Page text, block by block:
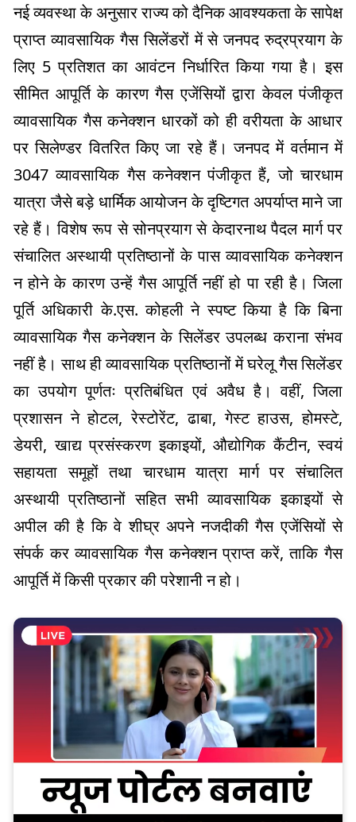
नई व्यवस्था के अनुसार राज्य को दैनिक आवश्यकता के सापेक्ष
प्राप्त व्यावसायिक गैस सिलेंडरों में से जनपद रुद्रप्रयाग के
लिए 5 प्रतिशत का आवंटन निर्धारित किया गया है। इस
सीमित आपूर्ति के कारण गैस एजेंसियों द्वारा केवल पंजीकृत
व्यावसायिक गैस कनेक्शन धारकों को ही वरीयता के आधार
पर सिलेण्डर वितरित किए जा रहे हैं। जनपद में वर्तमान में
3047 व्यावसायिक गैस कनेक्शन पंजीकृत हैं, जो चारधाम
यात्रा जैसे बड़े धार्मिक आयोजन के दृष्टिगत अपर्याप्त माने जा
रहे हैं। विशेष रूप से सोनप्रयाग से केदारनाथ पैदल मार्ग पर
संचालित अस्थायी प्रतिष्ठानों के पास व्यावसायिक कनेक्शन
न होने के कारण उन्हें गैस आपूर्ति नहीं हो पा रही है। जिला
पूर्ति अधिकारी के.एस. कोहली ने स्पष्ट किया है कि बिना
व्यावसायिक गैस कनेक्शन के सिलेंडर उपलब्ध कराना संभव
नहीं है। साथ ही व्यावसायिक प्रतिष्ठानों में घरेलू गैस सिलेंडर
का उपयोग पूर्णतः प्रतिबंधित एवं अवैध है। वहीं, जिला
प्रशासन ने होटल, रेस्टोरेंट, ढाबा, गेस्ट हाउस, होमस्टे,
डेयरी, खाद्य प्रसंस्करण इकाइयों, औद्योगिक कैंटीन, स्वयं
सहायता समूहों तथा चारधाम यात्रा मार्ग पर संचालित
अस्थायी प्रतिष्ठानों सहित सभी व्यावसायिक इकाइयों से
अपील की है कि वे शीघ्र अपने नजदीकी गैस एजेंसियों से
संपर्क कर व्यावसायिक गैस कनेक्शन प्राप्त करें, ताकि गैस
आपूर्ति में किसी प्रकार की परेशानी न हो।